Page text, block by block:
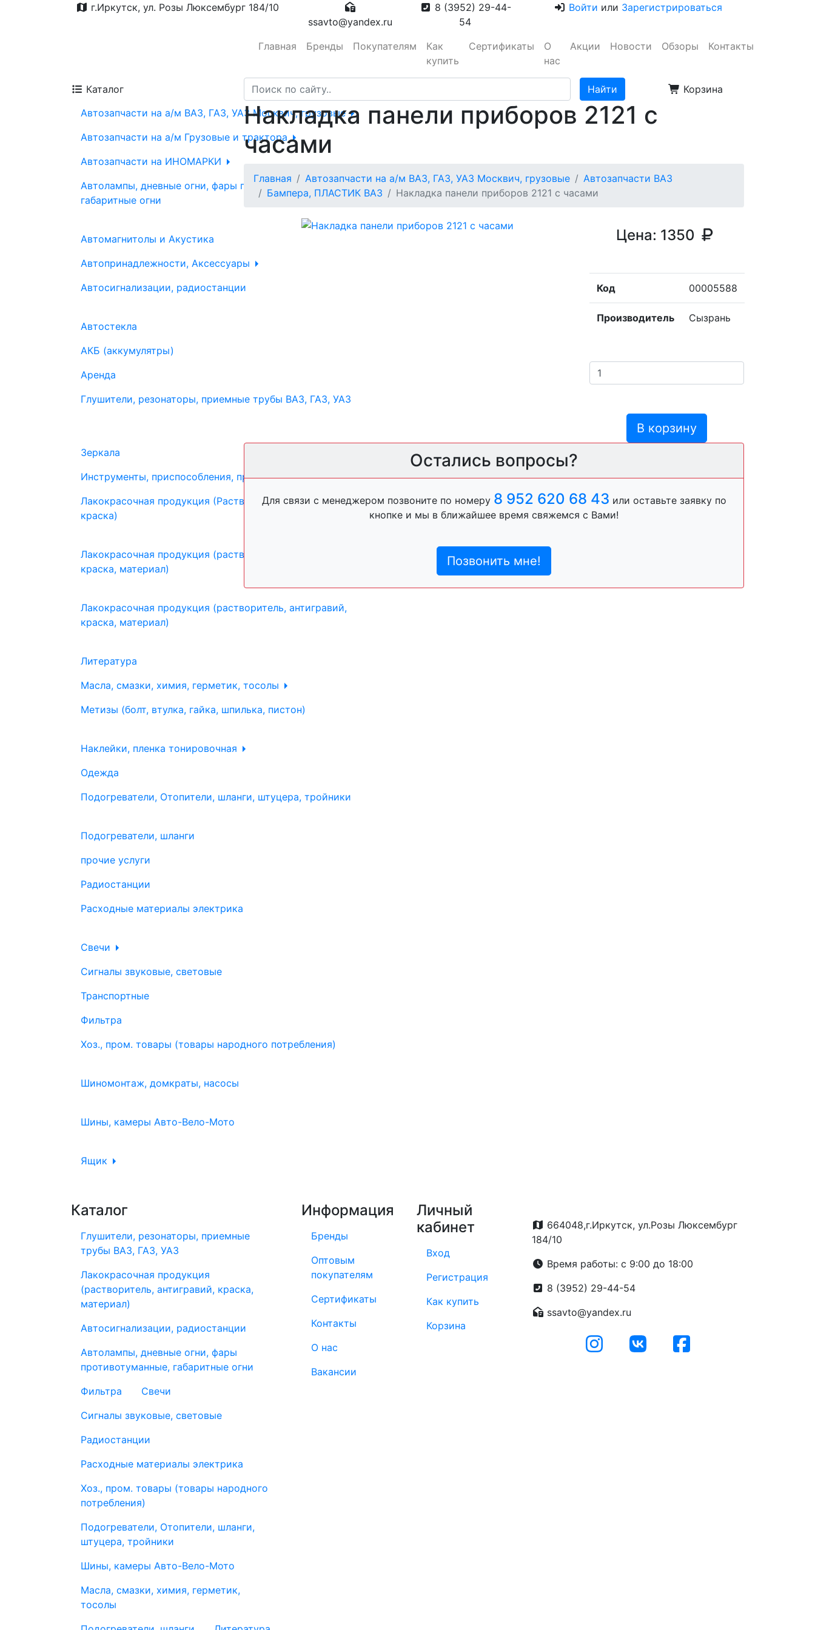
г.Иркутск, ул. Розы Люксембург 184/10
ssavto@yandex.ru
8 (3952) 29-44-
54
Войти или Зарегистрироваться
Главная Бренды Покупателям
Как
купить
Сертификаты
О
нас
Акции Новости Обзоры Контакты
Каталог
Корзина
Автозапчасти на а/м ВАЗ, ГАЗ, УАЗ Москвич, грузовые
Автозапчасти на а/м Грузовые и трактора
Автозапчасти на ИНОМАРКИ
Автолампы, дневные огни, фары противотуманные,
габаритные огни
Автомагнитолы и Акустика
Автопринадлежности, Аксессуары
Автосигнализации, радиостанции
Автостекла
АКБ (аккумулятры)
Аренда
Глушители, резонаторы, приемные трубы ВАЗ, ГАЗ, УАЗ
Зеркала
Инструменты, приспособления, приборы
Лакокрасочная продукция (Растворитель, анигравий,
краска)
Лакокрасочная продукция (растворитель, анигравий,
краска, материал)
Лакокрасочная продукция (растворитель, антигравий,
краска, материал)
Литература
Масла, смазки, химия, герметик, тосолы
Метизы (болт, втулка, гайка, шпилька, пистон)
Наклейки, пленка тонировочная
Одежда
Подогреватели, Отопители, шланги, штуцера, тройники
Подогреватели, шланги
прочие услуги
Радиостанции
Расходные материалы электрика
Свечи
Сигналы звуковые, световые
Транспортные
Фильтра
Хоз., пром. товары (товары народного потребления)
Шиномонтаж, домкраты, насосы
Шины, камеры Авто-Вело-Мото
Ящик
Накладка панели приборов 2121 с
часами
Главная Автозапчасти на а/м ВАЗ, ГАЗ, УАЗ Москвич, грузовые
Автозапчасти ВАЗ
Бампера, ПЛАСТИК ВАЗ
Накладка панели приборов 2121 с часами
Цена: 1350
Код 00005588
Производитель Сызрань
В корзину
Остались вопросы?
Для связи с менеджером позвоните по номеру 8 952 620 68 43 или оставьте заявку по
кнопке и мы в ближайшее время свяжемся с Вами!
Позвонить мне!
Каталог
Глушители, резонаторы, приемные
трубы ВАЗ, ГАЗ, УАЗ
Лакокрасочная продукция
(растворитель, антигравий, краска,
материал)
Автосигнализации, радиостанции
Автолампы, дневные огни, фары
противотуманные, габаритные огни
Фильтра
Свечи
Сигналы звуковые, световые
Радиостанции
Расходные материалы электрика
Хоз., пром. товары (товары народного
потребления)
Подогреватели, Отопители, шланги,
штуцера, тройники
Шины, камеры Авто-Вело-Мото
Масла, смазки, химия, герметик,
тосолы
Информация
Бренды
Оптовым
покупателям
Сертификаты
Контакты
О нас
Вакансии
Личный
кабинет
Вход
Регистрация
Как купить
Корзина
664048,г.Иркутск, ул.Розы Люксембург
184/10
Время работы: с 9:00 до 18:00
8 (3952) 29-44-54
ssavto@yandex.ru